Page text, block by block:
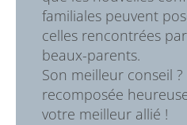
familiales peuvent
celles rencontrées
beaux-parents.
Son meilleur conseil
recomposée
votre meilleur allié !